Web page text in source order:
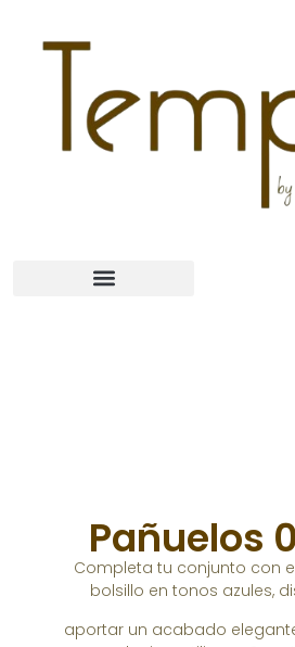
Pañuelos
Completa tu conjunto con
bolsillo en tonos azules,
aportar un acabado